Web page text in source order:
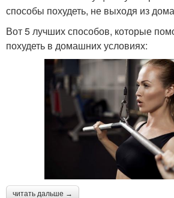
способы похудеть, не выходя из
Вот 5 лучших способов, которые
похудеть в домашних условиях:
читать дальше →